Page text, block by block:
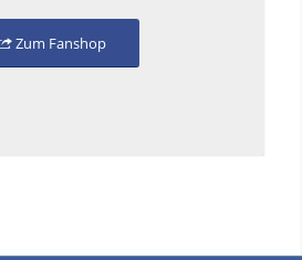
Zum Fanshop